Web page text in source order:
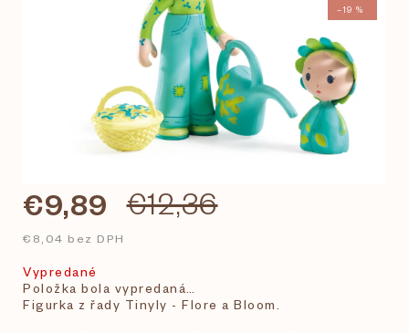
–19 %
€12,36
€9,89
€8,04 bez DPH
Vypredané
Položka bola vypredaná…
Figurka z řady Tinyly - Flore a Bloom.